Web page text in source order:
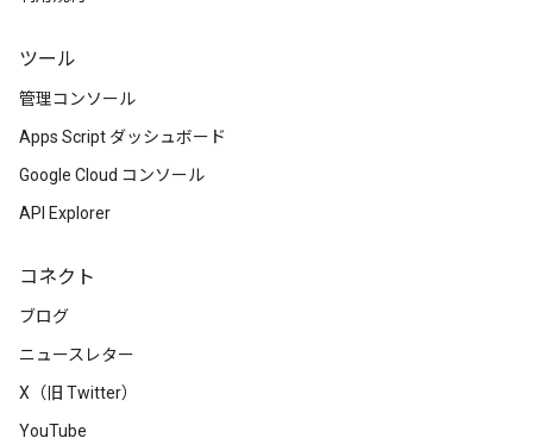
ツール
管理コンソール
Apps Script ダッシュボード
Google Cloud コンソール
API Explorer
コネクト
ブログ
ニュースレター
X（旧 Twitter）
YouTube